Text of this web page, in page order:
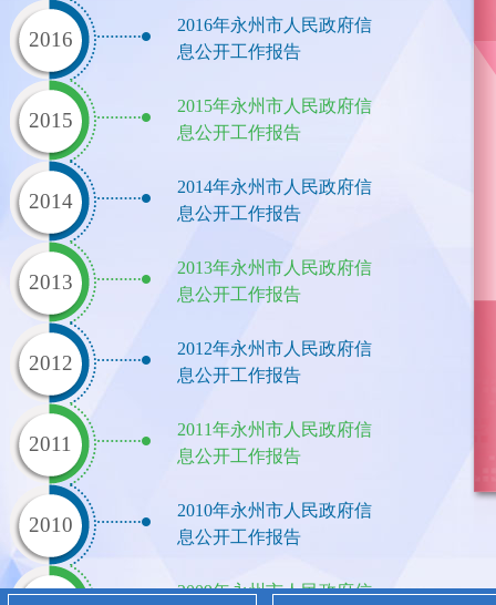
2016
2016年永州市人民政府信
息公开工作报告
2015
2015年永州市人民政府信
息公开工作报告
2014
2014年永州市人民政府信
息公开工作报告
2013
2013年永州市人民政府信
息公开工作报告
2012
2012年永州市人民政府信
息公开工作报告
2011
2011年永州市人民政府信
息公开工作报告
2010
2010年永州市人民政府信
息公开工作报告
2009年永州市人民政府信